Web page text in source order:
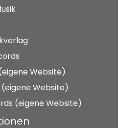
Website)
Website)
(eigene Website)